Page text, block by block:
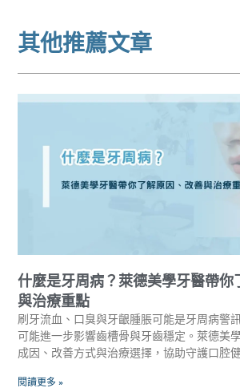
其他推薦文章
什麼是牙周病？萊德美學牙醫帶你
與治療重點
刷牙流血、口臭與牙齦腫脹可能是牙周病警
可能進一步影響齒槽骨與牙齒穩定。萊德美
成因、改善方式與治療選擇，協助守護口腔
閱讀更多 »